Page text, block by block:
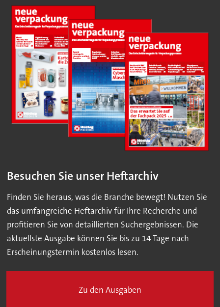
Besuchen Sie unser Heftarchiv
Finden Sie heraus, was die Branche bewegt! Nutzen Sie
das umfangreiche Heftarchiv für Ihre Recherche und
profitieren Sie von detaillierten Suchergebnissen. Die
aktuellste Ausgabe können Sie bis zu 14 Tage nach
Erscheinungstermin kostenlos lesen.
Zu den Ausgaben